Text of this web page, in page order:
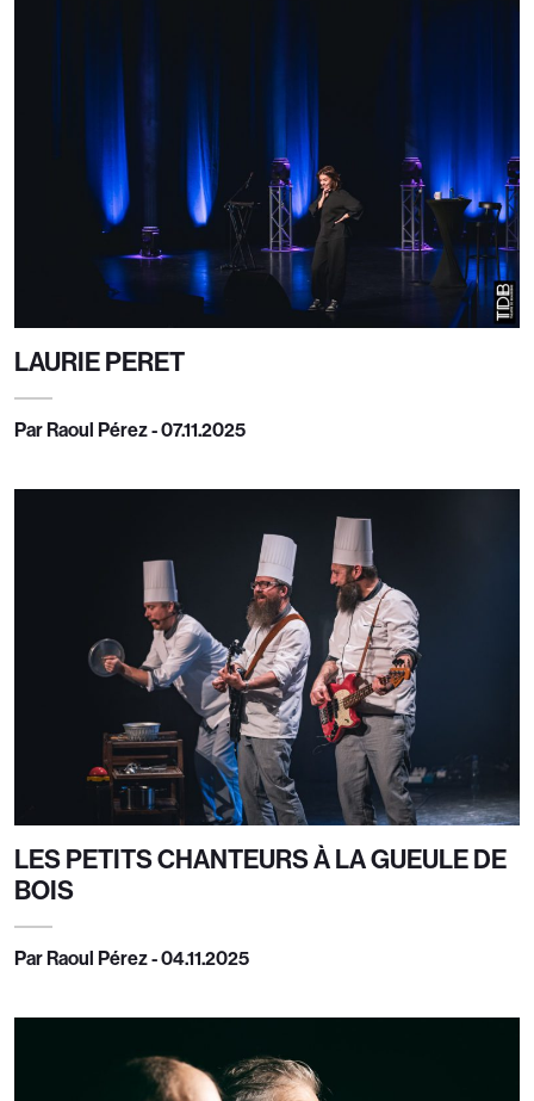
LAURIE PERET
Par Raoul Pérez - 07.11.2025
LES PETITS CHANTEURS À LA GUEULE DE
BOIS
Par Raoul Pérez - 04.11.2025